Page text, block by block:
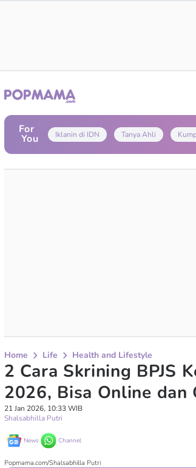
For
You Iklanin di IDN Tanya Ahli
Home Life Health and Lifestyle
2 Cara Skrining BPJS
2026, Bisa Online dan
21 Jan 2026, 10:33 WIB
Shalsabhilla Putri
News Channel
Popmama.com/Shalsabhilla Putri